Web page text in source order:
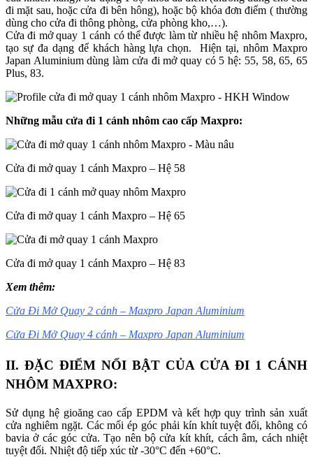
đi mặt sau, hoặc cửa đi bên hông), hoặc bộ khóa đơn điểm ( thường
dùng cho cửa đi thông phòng, cửa phòng kho,…).
Cửa đi mở quay 1 cánh có thể được làm từ nhiều hệ nhôm Maxpro,
tạo sự đa dạng để khách hàng lựa chọn. Hiện tại, nhôm Maxpro
Japan Aluminium dùng làm cửa đi mở quay có 5 hệ: 55, 58, 65, 65
Plus, 83.
Những mẫu cửa đi 1 cánh nhôm cao cấp Maxpro:
Cửa đi mở quay 1 cánh Maxpro – Hệ 58
Cửa đi mở quay 1 cánh Maxpro – Hệ 65
Cửa đi mở quay 1 cánh Maxpro – Hệ 83
Xem thêm:
Cửa Đi Mở Quay 2 cánh – Maxpro Japan Aluminium
Cửa Đi Mở Quay 4 cánh – Maxpro Japan Aluminium
II. ĐẶC ĐIỂM NỔI BẬT CỦA CỬA ĐI 1 CÁNH
NHÔM MAXPRO:
Sử dụng hệ gioăng cao cấp EPDM và kết hợp quy trình sản xuất
cửa nghiêm ngặt. Các mối ép góc phải kín khít tuyệt đối, không có
bavia ở các góc cửa. Tạo nên bộ cửa kít khít, cách âm, cách nhiệt
tuyệt đối. Nhiệt độ tiếp xúc từ -30°C đến +60°C.